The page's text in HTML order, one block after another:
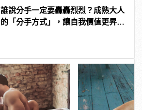
誰說分手一定要轟轟烈烈？成熟大人
的「分手方式」，讓自我價值更昇